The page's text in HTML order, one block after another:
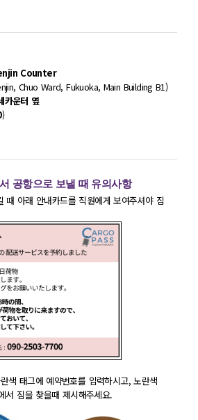
Counter
Chuo Ward, Fukuoka, Main Building B1)
카운터 옆
)
공항으로 보낼 때 유의사항
때 아래 안내카드를 직원에게 보여주셔야 짐
색 태그에 예약번호를 입력하시고, 노란색
서 짐을 찾을때 제시해주세요.